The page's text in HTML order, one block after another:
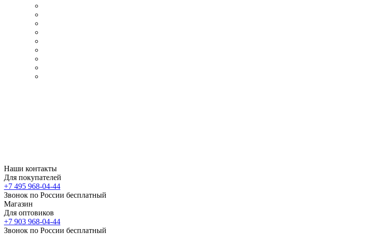
Наши контакты
Для покупателей
+7 495 968-04-44
Звонок по России бесплатный
Магазин
Для оптовиков
+7 903 968-04-44
Звонок по России бесплатный